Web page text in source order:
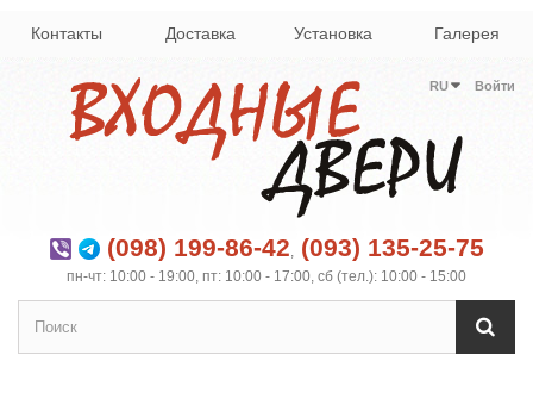
Контакты Доставка Установка Галерея
Войти
RU
(098) 199-86-42, (093) 135-25-75
пн-чт: 10:00 - 19:00, пт: 10:00 - 17:00, сб (тел.): 10:00 - 15:00